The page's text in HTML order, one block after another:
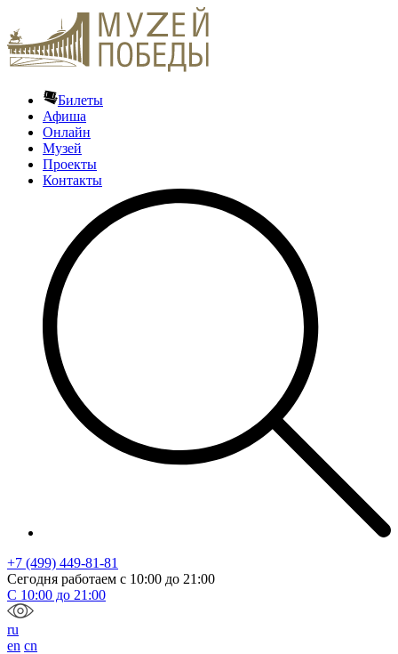
Билеты
Афиша
Онлайн
Музей
Проекты
Контакты
+7 (499) 449-81-81
Сегодня работаем с 10:00 до 21:00
С 10:00 до 21:00
ru
en cn